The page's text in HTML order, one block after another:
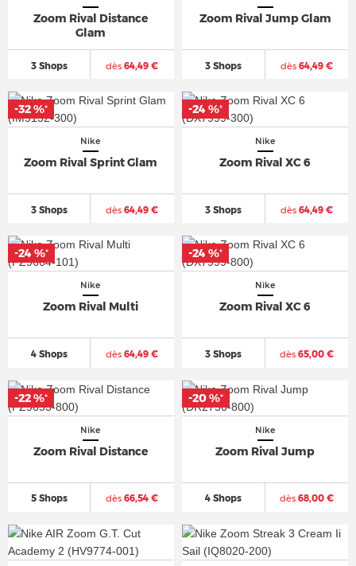
Zoom Rival Distance
Glam
3 Shops dès 64,49 €
Zoom Rival Jump Glam
3 Shops dès64,49 €
Nike
Zoom Rival Sprint Glam
3 Shops dès 64,49 €
-32 %*
Nike
Zoom Rival XC 6
3 Shops dès64,49 €
-24 %*
Nike
Zoom Rival Multi
4 Shops dès 64,49 €
-24 %*
Nike
Zoom Rival XC 6
3 Shops dès65,00 €
-24 %*
Nike
Zoom Rival Distance
5 Shops dès 66,54 €
-22 %*
Nike
Zoom Rival Jump
4 Shops dès68,00 €
-20 %*